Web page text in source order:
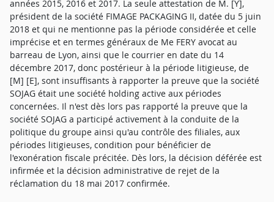
années 2015, 2016 et 2017. La seule attestation de M. [Y],
président de la société FIMAGE PACKAGING II, datée du 5 juin
2018 et qui ne mentionne pas la période considérée et celle
imprécise et en termes généraux de Me FERY avocat au
barreau de Lyon, ainsi que le courrier en date du 14
décembre 2017, donc postérieur à la période litigieuse, de
[M] [E], sont insuffisants à rapporter la preuve que la société
SOJAG était une société holding active aux périodes
concernées. Il n'est dès lors pas rapporté la preuve que la
société SOJAG a participé activement à la conduite de la
politique du groupe ainsi qu'au contrôle des filiales, aux
périodes litigieuses, condition pour bénéficier de
l'exonération fiscale précitée. Dès lors, la décision déférée est
infirmée et la décision administrative de rejet de la
réclamation du 18 mai 2017 confirmée.